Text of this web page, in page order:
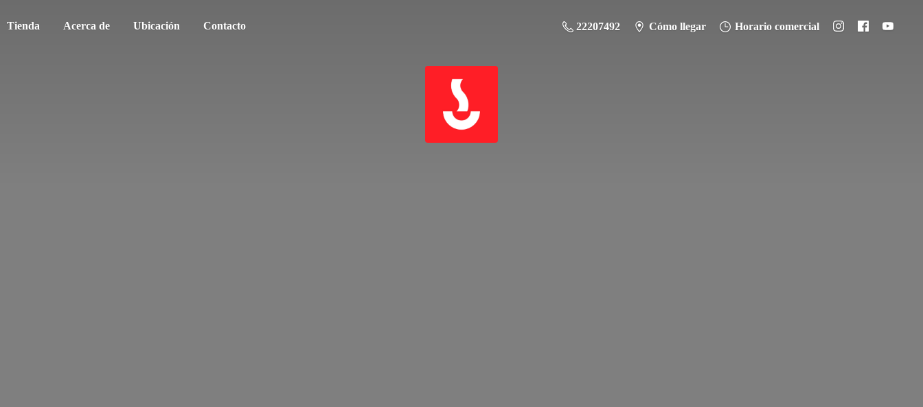
Tienda Acerca de Ubicación Contacto 22207492 Cómo llegar Horario comercial